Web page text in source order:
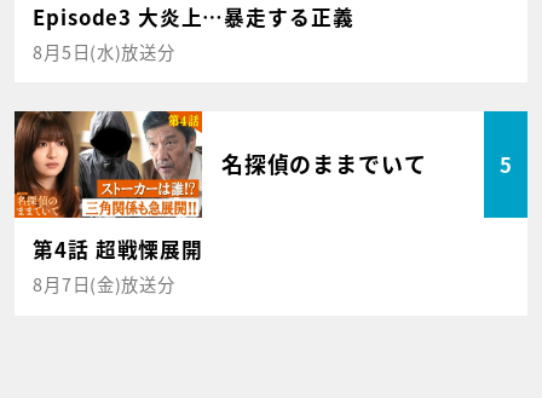
Episode3 大炎上…暴走する正義
8月5日(水)放送分
名探偵のままでいて 5
第4話 超戦慄展開
8月7日(金)放送分